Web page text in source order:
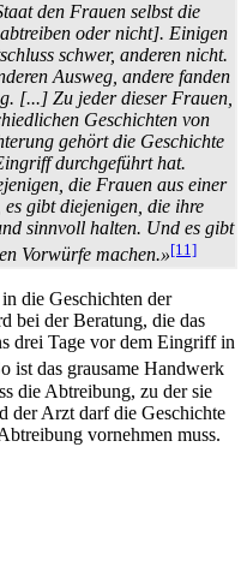
den Frauen selbst die
oder nicht]. Einigen
schwer, anderen nicht.
Ausweg, andere fanden
[...] Zu jeder dieser Frauen,
Geschichten von
gehört die Geschichte
durchgeführt hat.
die Frauen aus einer
gibt diejenigen, die ihre
sinnvoll halten. Und es gibt
Vorwürfe machen.»[11]
die Geschichten der
bei der Beratung, die das
drei Tage vor dem Eingriff in
ist das grausame Handwerk
die Abtreibung, zu der sie
der Arzt darf die Geschichte
vornehmen muss.